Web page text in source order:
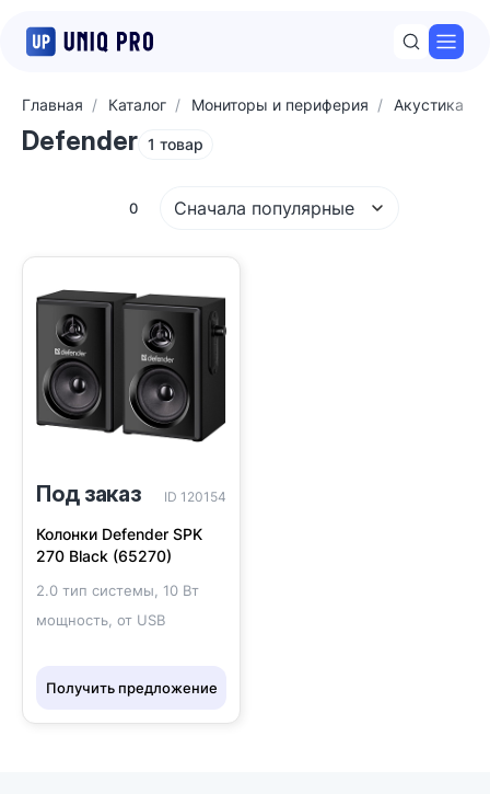
Главная Каталог Мониторы и периферия Акустика
Defender 1 товар
0 Сначала популярные
Под заказ ID 120154
Колонки Defender SPK
270 Black (65270)
2.0 тип системы, 10 Вт
мощность, от USB
Получить предложение